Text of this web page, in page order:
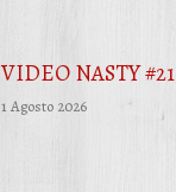
VIDEO NASTY #21
1 Agosto 2026